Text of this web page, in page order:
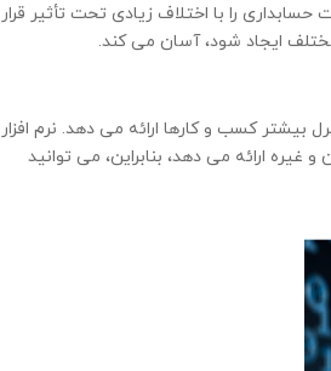
را با اختلاف زیادی تحت تأثیر قرار
ایجاد شود، آسان می کند.
بیشتر کسب و کارها ارائه می دهد. نرم افزار
ارائه می دهد، بنابراین، می توانید